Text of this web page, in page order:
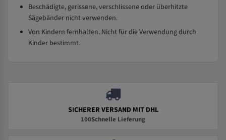
Beschädigte, gerissene, verschlissene oder überhitzte
Sägebänder nicht verwenden.
Von Kindern fernhalten. Nicht für die Verwendung durch
Kinder bestimmt.
SICHERER VERSAND MIT DHL
100Schnelle Lieferung